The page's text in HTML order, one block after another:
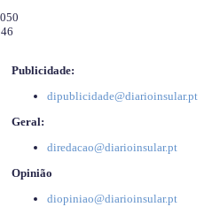
Publicidade:
dipublicidade@diarioinsular.pt
Geral:
diredacao@diarioinsular.pt
Opinião
diopiniao@diarioinsular.pt